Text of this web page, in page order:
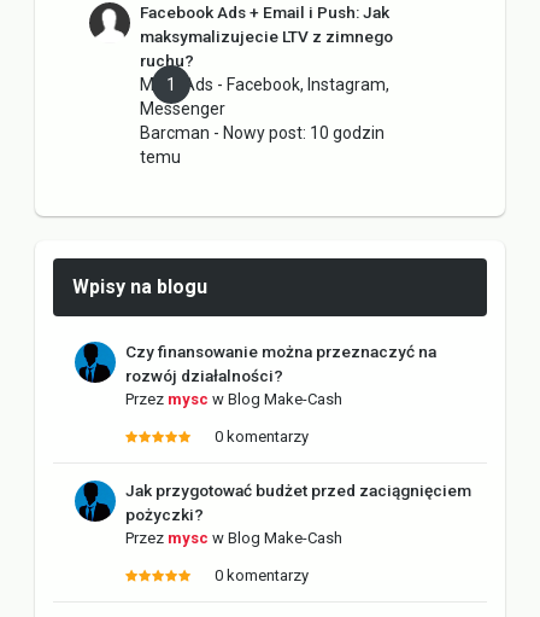
1
Facebook Ads + Email i Push: Jak
maksymalizujecie LTV z zimnego
ruchu?
Meta Ads - Facebook, Instagram,
Messenger
Barcman - Nowy post: 10 godzin
temu
Wpisy na blogu
Czy finansowanie można przeznaczyć na
rozwój działalności?
Przez mysc w Blog Make-Cash
0 komentarzy
Jak przygotować budżet przed zaciągnięciem
pożyczki?
Przez mysc w Blog Make-Cash
0 komentarzy